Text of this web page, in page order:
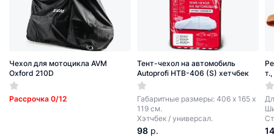
Чехол для мотоцикла AVM
Oxford 210D
Рассрочка 0/12
Тент-чехол на автомобиль
Autoprofi HTB-406 (S) хетчбек
Габаритные размеры: 406 х 165 х
119 см.
Хэтчбек / универсал.
98 р. 14